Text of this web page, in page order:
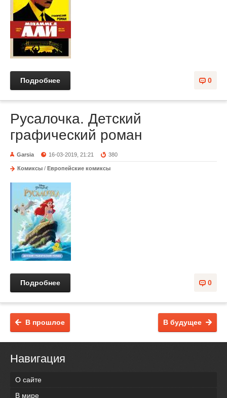
0
Подробнее
Русалочка. Детский
графический роман
Garsia 16-03-2019, 21:21 380
Комиксы / Европейские комиксы
0
Подробнее
В будущее
В прошлое
Навигация
О сайте
В мире